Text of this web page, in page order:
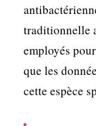
traditionnelle
employés
que les
cette espèce